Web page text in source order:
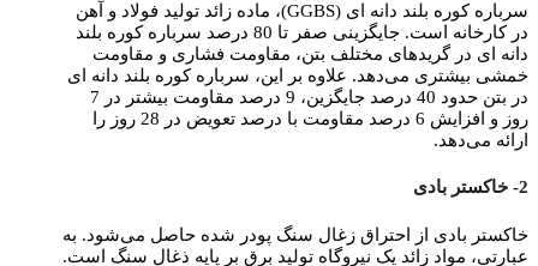
سرباره کوره بلند دانه‌ ای (GGBS)، ماده زائد تولید فولاد و آهن
در کارخانه است. جایگزینی صفر تا 80 درصد سرباره کوره بلند
دانه‌ ای در گریدهای مختلف بتن، مقاومت فشاری و مقاومت
خمشی بیشتری می‌دهد. علاوه بر این، سرباره کوره بلند دانه‌ ای
در بتن حدود 40 درصد جایگزین، 9 درصد مقاومت بیشتر در 7
روز و افزایش 6 درصد مقاومت با درصد تعویض در 28 روز را
ارائه می‌دهد.
2- خاکستر بادی
خاکستر بادی از احتراق زغال سنگ پودر شده حاصل می‌شود. به
عبارتی، مواد زائد یک نیروگاه تولید برق بر پایه ذغال سنگ است.